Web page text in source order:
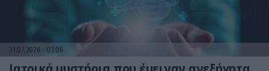
31.07.2026 03:06